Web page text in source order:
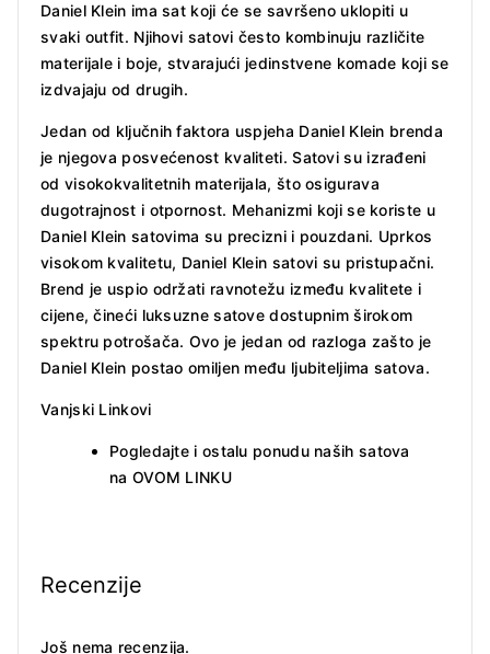
Daniel Klein ima sat koji će se savršeno uklopiti u
svaki outfit. Njihovi satovi često kombinuju različite
materijale i boje, stvarajući jedinstvene komade koji se
izdvajaju od drugih.
Jedan od ključnih faktora uspjeha Daniel Klein brenda
je njegova posvećenost kvaliteti. Satovi su izrađeni
od visokokvalitetnih materijala, što osigurava
dugotrajnost i otpornost. Mehanizmi koji se koriste u
Daniel Klein satovima su precizni i pouzdani. Uprkos
visokom kvalitetu, Daniel Klein satovi su pristupačni.
Brend je uspio održati ravnotežu između kvalitete i
cijene, čineći luksuzne satove dostupnim širokom
spektru potrošača. Ovo je jedan od razloga zašto je
Daniel Klein postao omiljen među ljubiteljima satova.
Vanjski Linkovi
Pogledajte i ostalu ponudu naših satova
na OVOM LINKU
Recenzije
Još nema recenzija.